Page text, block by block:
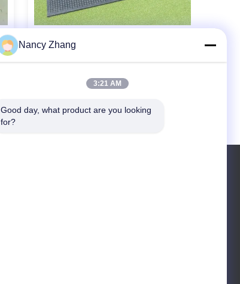
وسادة سرير بقرة مضادة للانزلاق
للحيوانات الكبيرة للماشية: الحل الأمثل
Nancy Zhang
3:21 AM
Good day, what product are you looking
for?